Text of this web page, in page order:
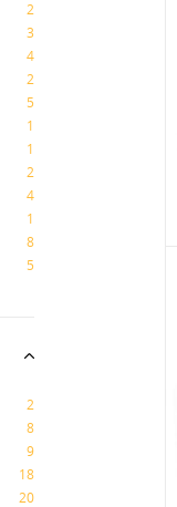
2
3
4
2
5
1
1
2
4
1
8
5
2
8
9
18
20